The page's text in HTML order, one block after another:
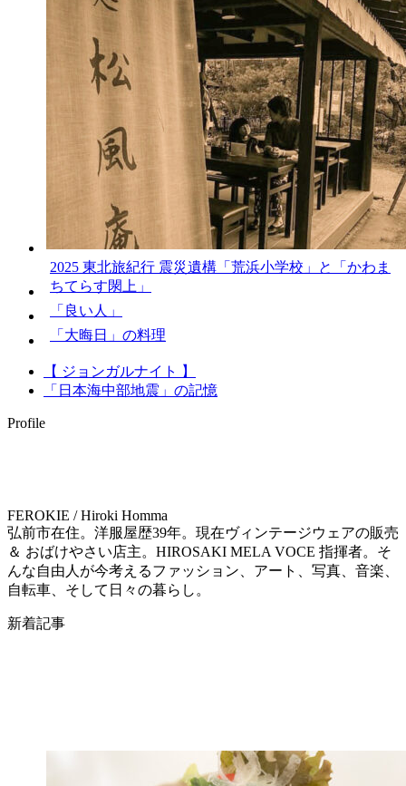
2025 東北旅紀行 震災遺構「荒浜小学校」と「かわま
ちてらす閖上」
「良い人」
「大晦日」の料理
【 ジョンガルナイト 】
「日本海中部地震」の記憶
Profile
FEROKIE / Hiroki Homma
弘前市在住。洋服屋歴39年。現在ヴィンテージウェアの販売
＆ おばけやさい店主。HIROSAKI MELA VOCE 指揮者。そ
んな自由人が今考えるファッション、アート、写真、音楽、
自転車、そして日々の暮らし。
新着記事